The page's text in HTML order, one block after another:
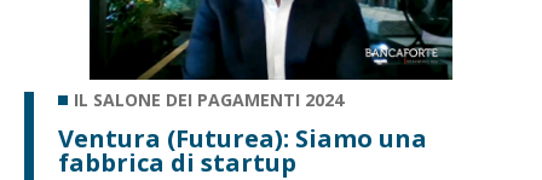
IL SALONE DEI PAGAMENTI 2024
Ventura (Futurea): Siamo una
fabbrica di startup